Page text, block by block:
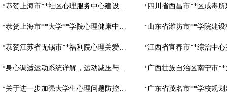
恭贺上海市**社区心理服务中心建设项目由阳光心健代理商中标
恭贺上海市**大学**学院心理健康中心建设项目由阳光心健代理商中标
恭贺江苏省无锡市**福利院心理关爱中心建设项目由阳光心健代理商中标
身心调适运动系统详解，运动减压与心理调适全指南
关于进一步加强大学生心理问题防控，防控大学生心理危机